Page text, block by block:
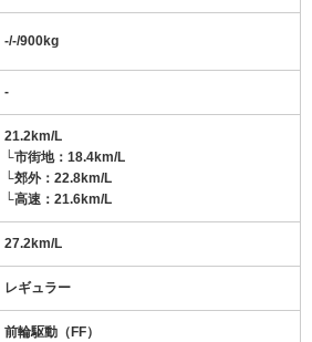
-/-/900kg
-
21.2km/L
└市街地：18.4km/L
└郊外：22.8km/L
└高速：21.6km/L
27.2km/L
レギュラー
前輪駆動（FF）